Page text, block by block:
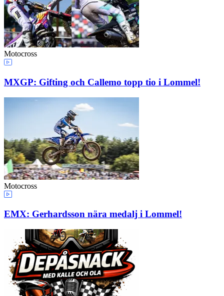
Motocross
MXGP: Gifting och Callemo topp tio i Lommel!
Motocross
EMX: Gerhardsson nära medalj i Lommel!